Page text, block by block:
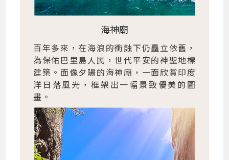
海神廟
百年多來，在海浪的衝蝕下仍矗立依舊，
為保佑巴里島人民，世代平安的神聖地標
建築。面像夕陽的海神廟，一面欣賞印度
洋日落風光，框架出一幅景致優美的圖
畫。